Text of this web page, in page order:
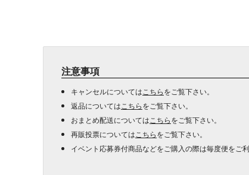
注意事項
キャンセルについては こちらをご覧下さい。
返品については こちらをご覧下さい。
おまとめ配送については こちらをご覧下さい。
再販投票については こちらをご覧下さい。
イベント応募券付商品などをご購入の際は毎度便をご